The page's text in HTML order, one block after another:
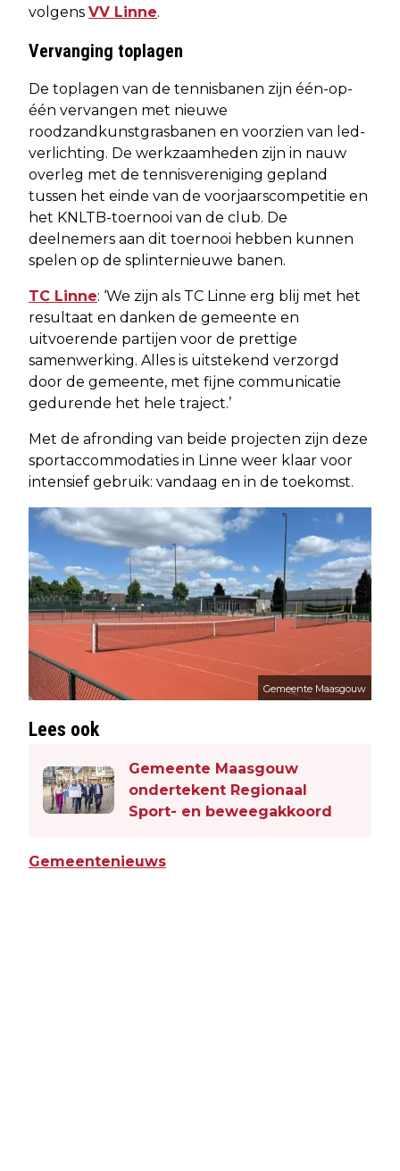
volgens VV Linne.
Vervanging toplagen
De toplagen van de tennisbanen zijn één-op-
één vervangen met nieuwe
roodzandkunstgrasbanen en voorzien van led-
verlichting. De werkzaamheden zijn in nauw
overleg met de tennisvereniging gepland
tussen het einde van de voorjaarscompetitie en
het KNLTB-toernooi van de club. De
deelnemers aan dit toernooi hebben kunnen
spelen op de splinternieuwe banen.
TC Linne: ‘We zijn als TC Linne erg blij met het
resultaat en danken de gemeente en
uitvoerende partijen voor de prettige
samenwerking. Alles is uitstekend verzorgd
door de gemeente, met fijne communicatie
gedurende het hele traject.’
Met de afronding van beide projecten zijn deze
sportaccommodaties in Linne weer klaar voor
intensief gebruik: vandaag en in de toekomst.
Gemeente Maasgouw
Lees ook
Gemeente Maasgouw
ondertekent Regionaal
Sport- en beweegakkoord
Gemeentenieuws